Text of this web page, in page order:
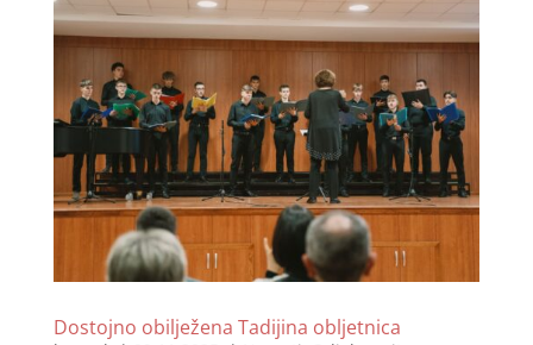
Dostojno obilježena Tadijina obljetnica